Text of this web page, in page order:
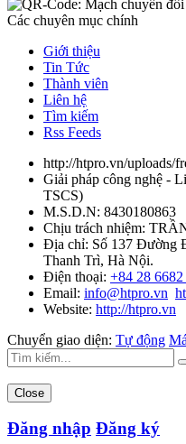
Các chuyên mục chính
Giới thiệu
Tin Tức
Thành viên
Liên hệ
Tìm kiếm
Rss Feeds
http://htpro.vn/uploads/
Giải pháp công nghệ -
TSCS)
M.S.D.N: 8430180863
Chịu trách nhiệm:
Địa chỉ: Số 137 Đường
Thanh Trì, Hà Nội.
Điện thoại: +84 28
Email: info@htpro.vn
Website: http://htpro.vn
Chuyển giao diện: Tự động
Close
Đăng nhập Đăng ký